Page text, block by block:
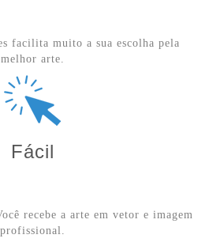
facilita muito a sua escolha pela
melhor arte.
Fácil
recebe a arte em vetor e imagem
profissional.